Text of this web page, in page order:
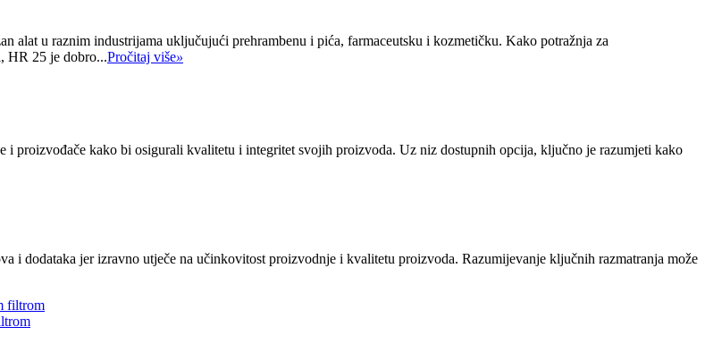
alat u raznim industrijama uključujući prehrambenu i pića, farmaceutsku i kozmetičku. Kako potražnja za
HR 25 je dobro...Pročitaj više»
i proizvođače kako bi osigurali kvalitetu i integritet svojih proizvoda. Uz niz dostupnih opcija, ključno je razumjeti kako
i dodataka jer izravno utječe na učinkovitost proizvodnje i kvalitetu proizvoda. Razumijevanje ključnih razmatranja može